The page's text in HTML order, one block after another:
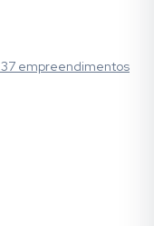
37 empreendimentos